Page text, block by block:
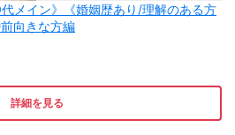
メイン》《婚姻歴あり/理解のある方
向きな方編
詳細を見る